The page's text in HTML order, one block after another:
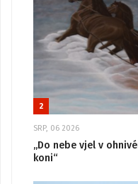
2
SRP, 06 2026
„Do nebe vjel v
koni“